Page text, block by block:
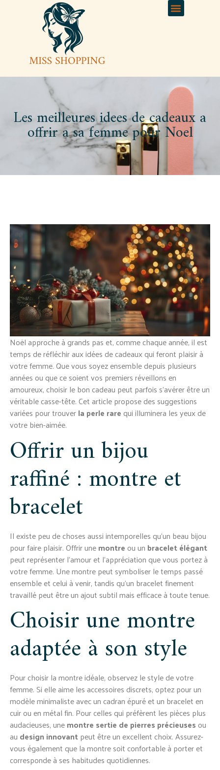
Les meilleures idees de cadeaux a
offrir a sa femme pour Noel
Noël approche à grands pas et, comme chaque année, il est
temps de réfléchir aux idées de cadeaux qui feront plaisir à
votre femme. Que vous soyez ensemble depuis plusieurs
années ou que ce soient vos premiers réveillons en
amoureux, choisir le bon cadeau peut parfois s’avérer être un
véritable casse-tête. Cet article propose des suggestions
variées pour trouverla perle rare qui illuminera les yeux de
votre bien-aimée.
Offrir un bijou
raffiné : montre et
bracelet
Il existe peu de choses aussi intemporelles qu’un beau bijou
pour faire plaisir. Offrir unemontre ou un bracelet élégant
peut représenter l’amour et l’appréciation que vous portez à
votre femme. Une montre peut symboliser le temps passé
ensemble et celui à venir, tandis qu’un bracelet finement
travaillé peut être un ajout subtil mais efficace à toute tenue.
Choisir une montre
adaptée à son style
Pour choisir la montre idéale, observez le style de votre
femme. Si elle aime les accessoires discrets, optez pour un
modèle minimaliste avec un cadran épuré et un bracelet en
cuir ou en métal fin. Pour celles qui préfèrent les pièces plus
audacieuses, unemontre sertie de pierres précieuses ou
au design innovantpeut être un excellent choix. Assurez-
vous également que la montre soit confortable à porter et
corresponde à ses habitudes quotidiennes.